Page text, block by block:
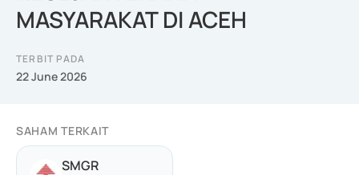
MASYARAKAT DI ACEH
TERBIT PADA
22 June 2026
SAHAM TERKAIT
SMGR